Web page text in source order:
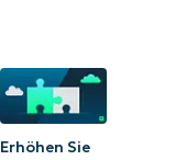
Erhöhen Sie